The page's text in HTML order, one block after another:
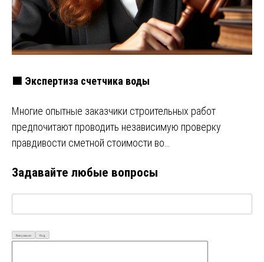
🟩 Экспертиза счетчика воды
Многие опытные заказчики строительных работ
предпочитают проводить независимую проверку
правдивости сметной стоимости во…
Задавайте любые вопросы
Визуально Код